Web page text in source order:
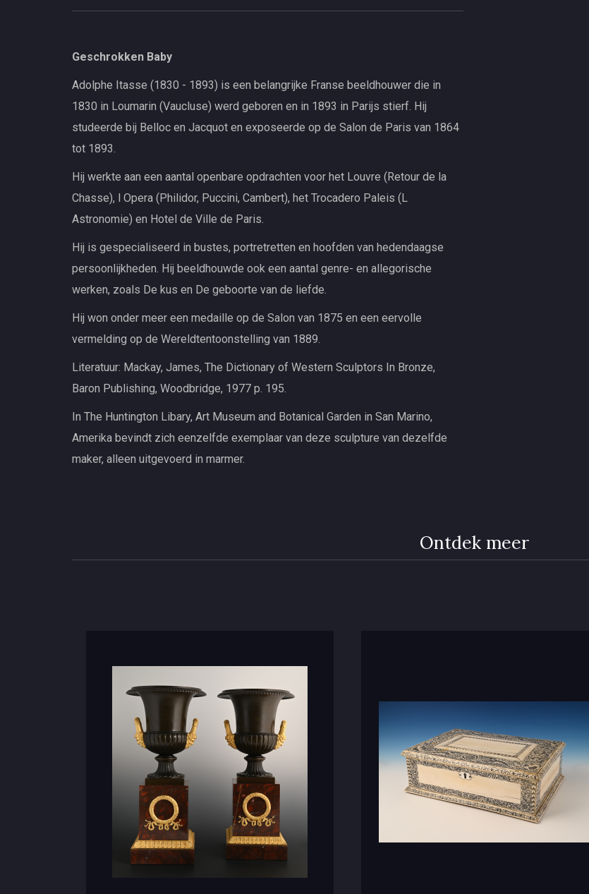
Geschrokken Baby
Adolphe Itasse (1830 - 1893) is een belangrijke Franse beeldhouwer die in
1830 in Loumarin (Vaucluse) werd geboren en in 1893 in Parijs stierf. Hij
studeerde bij Belloc en Jacquot en exposeerde op de Salon de Paris van 1864
tot 1893.
Hij werkte aan een aantal openbare opdrachten voor het Louvre (Retour de la
Chasse), l Opera (Philidor, Puccini, Cambert), het Trocadero Paleis (L
Astronomie) en Hotel de Ville de Paris.
Hij is gespecialiseerd in bustes, portretretten en hoofden van hedendaagse
persoonlijkheden. Hij beeldhouwde ook een aantal genre- en allegorische
werken, zoals De kus en De geboorte van de liefde.
Hij won onder meer een medaille op de Salon van 1875 en een eervolle
vermelding op de Wereldtentoonstelling van 1889.
Literatuur: Mackay, James, The Dictionary of Western Sculptors In Bronze,
Baron Publishing, Woodbridge, 1977 p. 195.
In The Huntington Libary, Art Museum and Botanical Garden in San Marino,
Amerika bevindt zich eenzelfde exemplaar van deze sculpture van dezelfde
maker, alleen uitgevoerd in marmer.
Ontdek meer